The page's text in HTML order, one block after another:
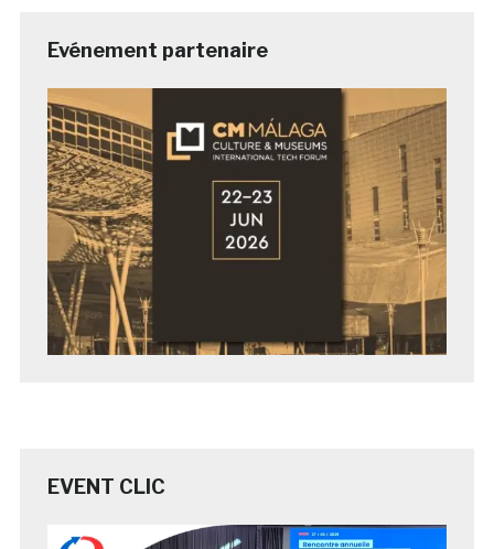
Evénement partenaire
EVENT CLIC